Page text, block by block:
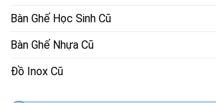
Bàn Ghế Học Sinh Cũ
Bàn Ghế Nhựa Cũ
Đồ Inox Cũ